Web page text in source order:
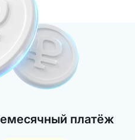
платёж